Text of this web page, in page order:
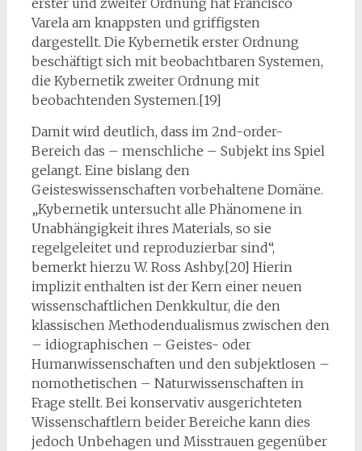
Varela am knappsten und griffigsten
dargestellt. Die Kybernetik erster Ordnung
beschäftigt sich mit beobachtbaren Systemen,
die Kybernetik zweiter Ordnung mit
beobachtenden Systemen.[19]
Damit wird deutlich, dass im 2nd-order-
Bereich das – menschliche – Subjekt ins Spiel
gelangt. Eine bislang den
Geisteswissenschaften vorbehaltene Domäne.
„Kybernetik untersucht alle Phänomene in
Unabhängigkeit ihres Materials, so sie
regelgeleitet und reproduzierbar sind“,
bemerkt hierzu W. Ross Ashby.[20] Hierin
implizit enthalten ist der Kern einer neuen
wissenschaftlichen Denkkultur, die den
klassischen Methodendualismus zwischen den
– idiographischen – Geistes- oder
Humanwissenschaften und den subjektlosen –
nomothetischen – Naturwissenschaften in
Frage stellt. Bei konservativ ausgerichteten
Wissenschaftlern beider Bereiche kann dies
jedoch Unbehagen und Misstrauen gegenüber